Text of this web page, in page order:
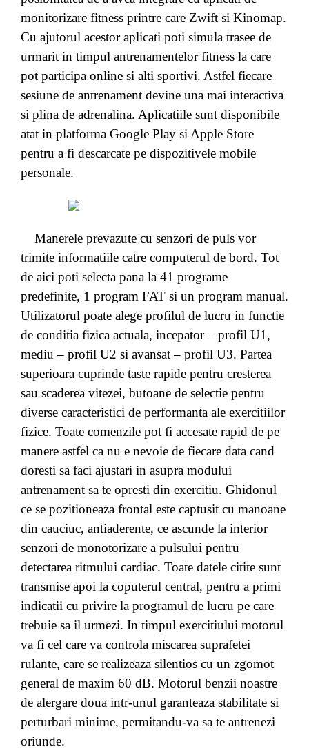
monitorizare fitness printre care Zwift si Kinomap.
Cu ajutorul acestor aplicati poti simula trasee de
urmarit in timpul antrenamentelor fitness la care
pot participa online si alti sportivi. Astfel fiecare
sesiune de antrenament devine una mai interactiva
si plina de adrenalina. Aplicatiile sunt disponibile
atat in platforma Google Play si Apple Store
pentru a fi descarcate pe dispozitivele mobile
personale.
Manerele prevazute cu senzori de puls vor
trimite informatiile catre computerul de bord. Tot
de aici poti selecta pana la 41 programe
predefinite, 1 program FAT si un program manual.
Utilizatorul poate alege profilul de lucru in functie
de conditia fizica actuala, incepator – profil U1,
mediu – profil U2 si avansat – profil U3. Partea
superioara cuprinde taste rapide pentru cresterea
sau scaderea vitezei, butoane de selectie pentru
diverse caracteristici de performanta ale exercitiilor
fizice. Toate comenzile pot fi accesate rapid de pe
manere astfel ca nu e nevoie de fiecare data cand
doresti sa faci ajustari in asupra modului
antrenament sa te opresti din exercitiu. Ghidonul
ce se pozitioneaza frontal este captusit cu manoane
din cauciuc, antiaderente, ce ascunde la interior
senzori de monotorizare a pulsului pentru
detectarea ritmului cardiac. Toate datele citite sunt
transmise apoi la coputerul central, pentru a primi
indicatii cu privire la programul de lucru pe care
trebuie sa il urmezi. In timpul exercitiului motorul
va fi cel care va controla miscarea suprafetei
rulante, care se realizeaza silentios cu un zgomot
general de maxim 60 dB. Motorul benzii noastre
de alergare doua intr-unul garanteaza stabilitate si
perturbari minime, permitandu-va sa te antrenezi
oriunde.